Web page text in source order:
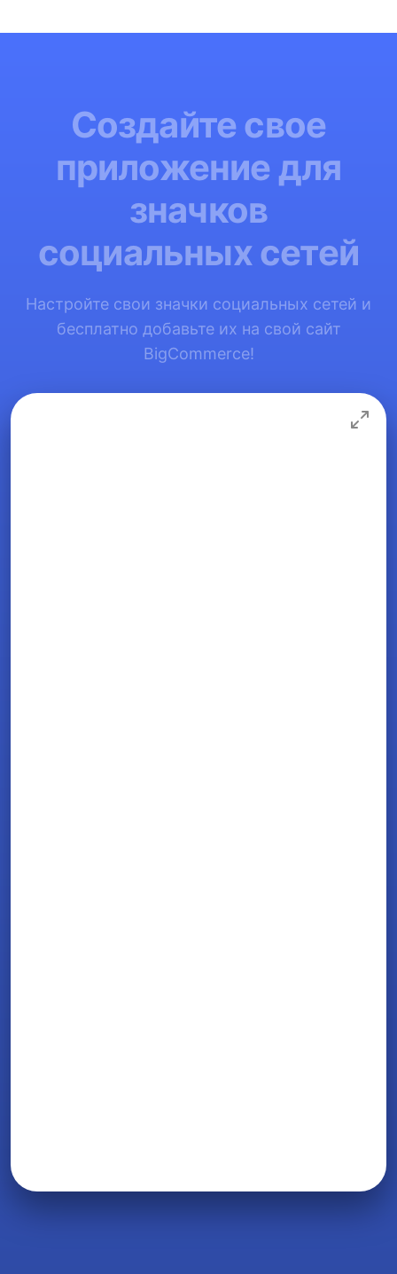
Создайте свое
приложение для
значков
социальных сетей
Настройте свои значки социальных сетей и
бесплатно добавьте их на свой сайт
BigCommerce!